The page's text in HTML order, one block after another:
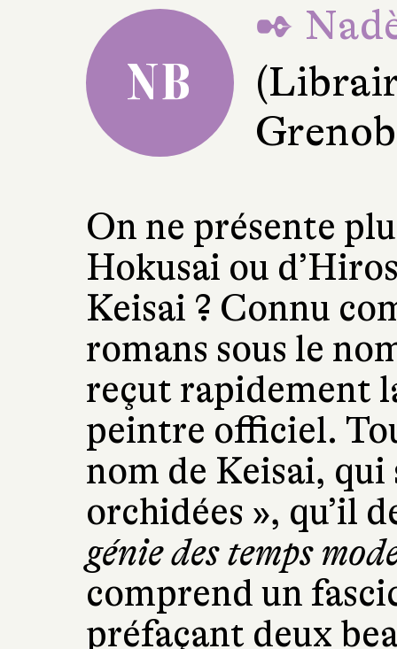
NB
✒
On ne présente
Hokusai ou
Keisai ? Connu
romans sous le
reçut rapidement
peintre officiel.
nom de Keisai,
orchidées », qu’il
génie des temps
comprend un
préfaçant deux